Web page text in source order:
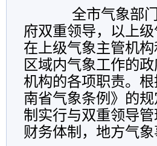
全市气象部门
府双重领导，以上
在上级气象主管机
区域内气象工作的
机构的各项职责。
南省气象条例》的
制实行与双重领导
财务体制，地方气